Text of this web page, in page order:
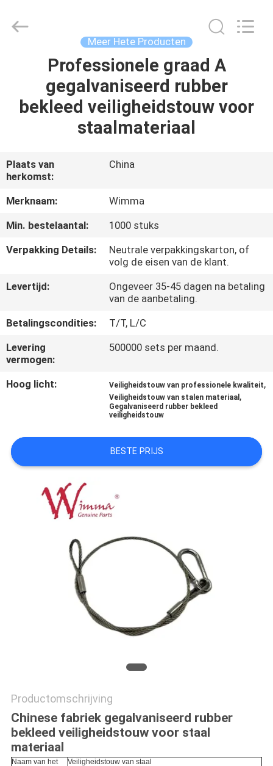
THUIS
PRODUCTEN
OVER
ONS
FABRIEKSTOCHT
KWALITEITSCONTROLE
NIEUWS
VRAAG
EEN
SITEMAP
PRIVACYBELEID
Spare
Parts
Meer Hete Producten
Professionele graad A
gegalvaniseerd rubber
bekleed veiligheidstouw voor
staalmateriaal
Plaats van
herkomst:
China
Merknaam:
Wimma
Min. bestelaantal:
1000 stuks
Verpakking Details:
Neutrale verpakkingskarton, of
volg de eisen van de klant.
Levertijd:
Ongeveer 35-45 dagen na betaling
van de aanbetaling.
Betalingscondities:
T/T, L/C
Levering
vermogen:
500000 sets per maand.
Hoog licht: Veiligheidstouw van professionele kwaliteit,
Veiligheidstouw van stalen materiaal ,
Gegalvaniseerd rubber bekleed
veiligheidstouw
BESTE PRIJS
Productomschrijving
Chinese fabriek gegalvaniseerd rubber
bekleed veiligheidstouw voor staal
materiaal
Naam van het
Veiligheidstouw van staal